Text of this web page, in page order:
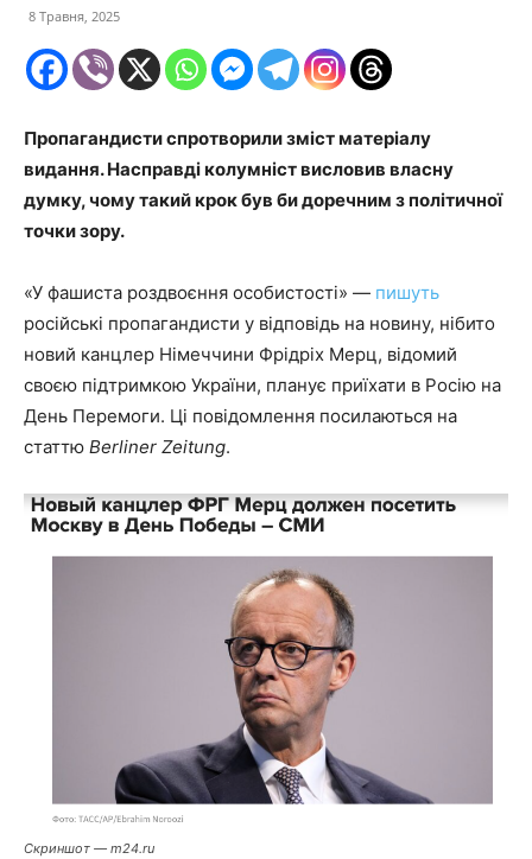
8 Травня, 2025
Пропагандисти спротворили зміст матеріалу
видання. Насправді колумніст висловив власну
думку, чому такий крок був би доречним з політичної
точки зору.
«У фашиста роздвоєння особистості» — пишуть
російські пропагандисти у відповідь на новину, нібито
новий канцлер Німеччини Фрідріх Мерц, відомий
своєю підтримкою України, планує приїхати в Росію на
День Перемоги. Ці повідомлення посилаються на
статтю Berliner Zeitung.
Скриншот — m24.ru